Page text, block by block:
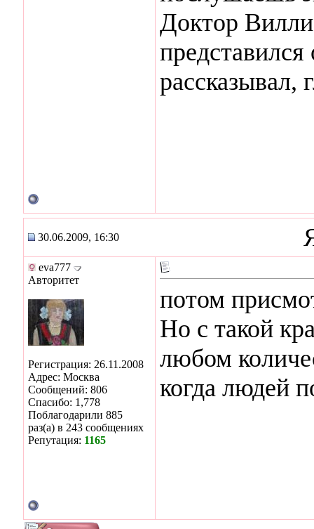
Доктор
рассказывал,
30.06.2009, 16:30
eva777
Авторитет
Регистрация: 26.11.2008
Адрес: Москва
Сообщений: 806
Спасибо: 1,778
Поблагодарили 885
раз(а) в 243 сообщениях
Репутация: 1165
потом
Но с такой
любом
когда людей